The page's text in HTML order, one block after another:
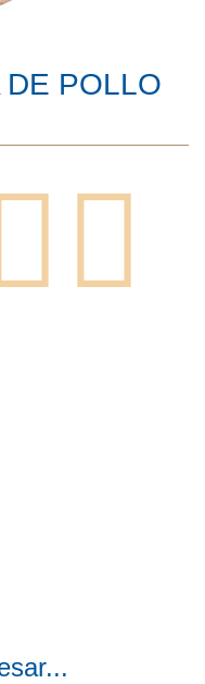
POLLO